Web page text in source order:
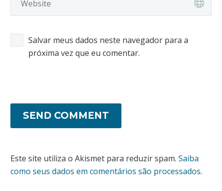
Salvar meus dados neste navegador para a
próxima vez que eu comentar.
SEND COMMENT
Este site utiliza o Akismet para reduzir spam. Saiba
como seus dados em comentários são processados.